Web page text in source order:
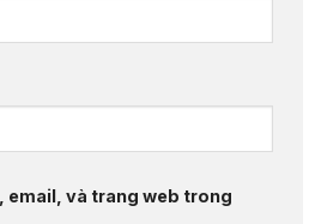
email, và trang web trong